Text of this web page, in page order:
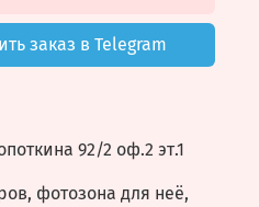
заказ в Telegram
92/2 оф.2 эт.1
фотозона для неё,